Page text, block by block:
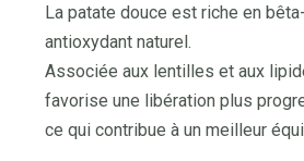
La patate douce est riche en
antioxydant naturel.
Associée aux lentilles et aux
favorise une libération plus
ce qui contribue à un meilleur